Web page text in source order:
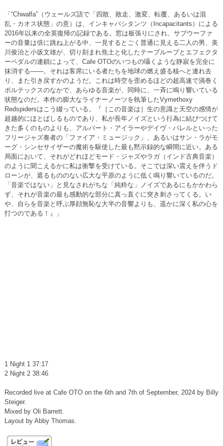
「“Chwalfa”（ウェールズ語で「四散、敗走、激変、転覆、あるいは混
乱・カオス状態」の意）は、インキャパシタンツ（Incapacitants）による
2016年以来の全英復帰の記録である。窓は板張りにされ、サブウーファ
ーの音量は倍に跳ね上がる中、一見するとごく普通に見える二人の男、美
川俊治と小坂文雄が、切り刻まれ焦土と化したテープループとエフェクタ
ーペダルの連鎖によって、Cafe OTOのいつもの囁くような静寂を完全に
抹消する――。それは客席にいる者たちを地球の燃え盛る核へと連れ去
り、また引き戻すかのようだ。これは時空を歪めるほどの超高速で渦巻く
ボルテックスのなかで、あらゆる音楽が、同時に、一斉に鳴り響いている
状態なのだ。本作の膨大なライナーノーツを執筆したVymethoxy
Redspidersはこう綴っている。『［この音楽は］生の意識と天空の感情が
超越的にほとばしるものであり、私が長年ノイズという行為に結びつけて
きた多くのものよりも、アルバート・アイラーやデイヴ・バレルといった
フリージャズ奏者の「ファイア・ミュージック」、あるいはサン・ラがモ
ーグ・シンセサイザーの魔術を駆使した最も黙示録的な瞬間に近い。ある
局面において、それがどれほどモード・ジャズやラガ（インド古典音楽）
のように聞こえるかに私は衝撃を受けている。そこでは深い震えを伴うド
ローンが、遮るもののない広大な平原のように低く鳴り響いているのだ。
「音楽ではない」と見なされがちな「純粋な」ノイズであるにもかかわら
ず、それが音楽の最も感動的な部分に真っ直ぐに突き刺さってくる。い
や、自らを音楽と呼ぶ厚顔無恥な大半の音響よりも、遥かに深く私の心を
打つのである！』」
1 Night 1 37:17
2 Night 2 38:46
Recorded live at Cafe OTO on the 6th and 7th of September, 2024 by Billy
Steiger.
Mixed by Oli Barrett.
Layout by Abby Thomas.